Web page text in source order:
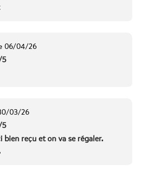
06/04/26
03/26
bien reçu et on va se régaler.